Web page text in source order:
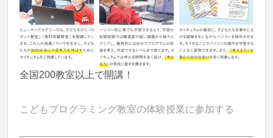
全国200教室以上で開講！
こどもプログラミング教室の体験授業に参加する